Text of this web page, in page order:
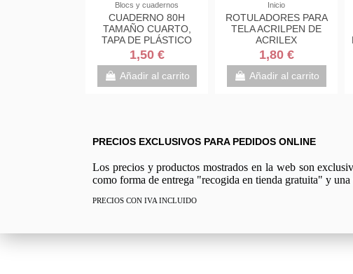
BOLIGRAFO ROLLER
PILOT FRIXION
BORRABLE 0.7MM
AZUL PILOT BL-FR7-L
Añadir al carrito
PINTURA PARA TELA
Pintura para tela Acrilex
textil 37ml
Añadir al carrito
JUEGO DE
PUNTOS
2,50 €
Añadir al
PRECIOS EXCLUSIVOS PARA PEDIDOS ONLINE
Los precios y productos mostrados en la web son
como forma de entrega "recogida en tienda gratuita" y
PRECIOS CON IVA INCLUIDO